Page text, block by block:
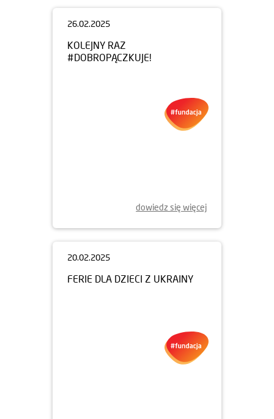
26.02.2025
KOLEJNY RAZ
#DOBROPĄCZKUJE!
dowiedz się więcej
20.02.2025
FERIE DLA DZIECI Z UKRAINY